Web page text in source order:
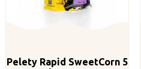
Pelety Rapid SweetCorn 5